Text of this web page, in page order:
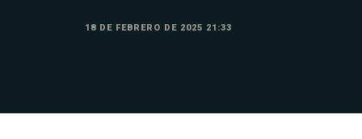
18 DE FEBRERO DE 2025 21:33